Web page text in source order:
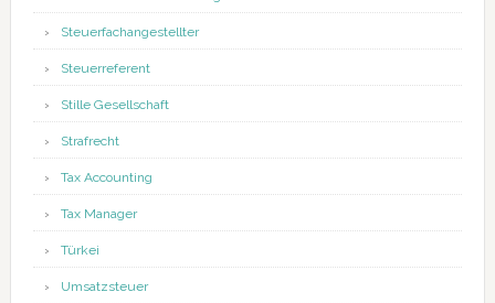
Steuerfachangestellter
Steuerreferent
Stille Gesellschaft
Strafrecht
Tax Accounting
Tax Manager
Türkei
Umsatzsteuer